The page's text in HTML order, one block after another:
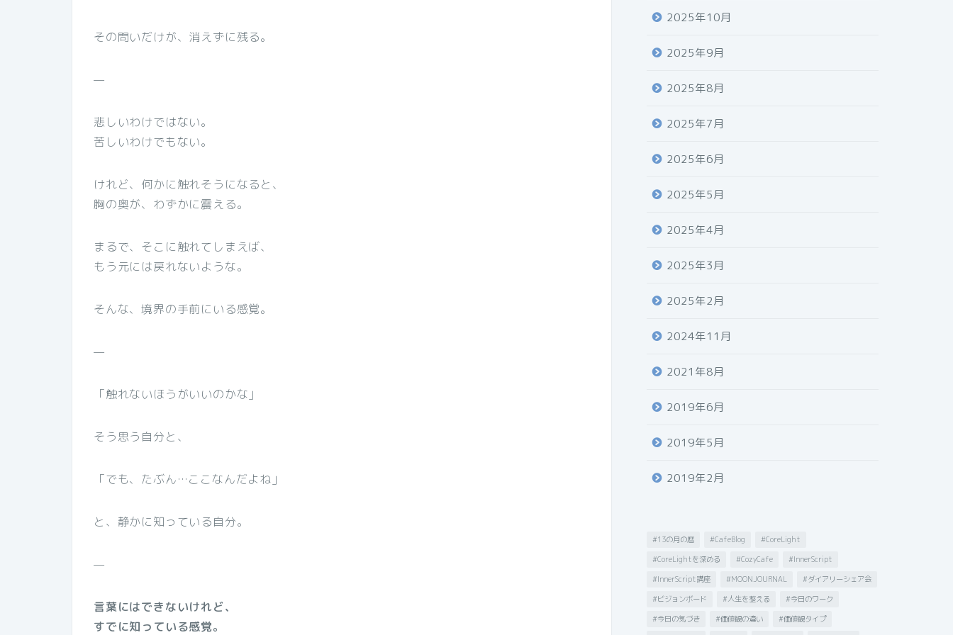
その問いだけが、消えずに残る。
—
悲しいわけではない。
苦しいわけでもない。
けれど、何かに触れそうになると、
胸の奥が、わずかに震える。
まるで、そこに触れてしまえば、
もう元には戻れないような。
そんな、境界の手前にいる感覚。
—
「触れないほうがいいのかな」
そう思う自分と、
「でも、たぶん…ここなんだよね」
と、静かに知っている自分。
—
言葉にはできないけれど、
すでに知っている感覚。
2025年10月
2025年9月
2025年8月
2025年7月
2025年6月
2025年5月
2025年4月
2025年3月
2025年2月
2024年11月
2021年8月
2019年6月
2019年5月
2019年2月
#13の月の暦 #CafeBlog
#CoreLight
#CoreLightを深める
#CozyCafe
#InnerScript
#InnerScript講座
#MOONJOURNAL
#ダイアリーシェア会
#ビジョンボード
#人生を整える
#今日のワーク
#今日の気づき
#価値観の違い
#価値観タイプ